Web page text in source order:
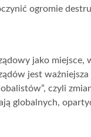
ogromie
jako miejsce,
jest
czyli
globalnych,